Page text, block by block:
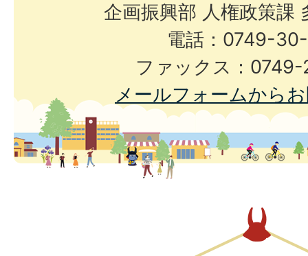
企画振興部 人権政策課
電話：0749-
ファックス：
メールフォームから